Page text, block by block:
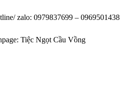
zalo: 0979837699 – 0969501438
Tiệc Ngọt Cầu Vồng